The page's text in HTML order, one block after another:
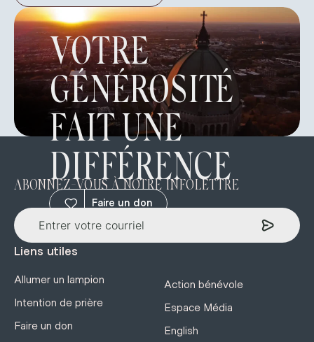
VOTRE
GÉNÉROSITÉ
FAIT UNE
DIFFÉRENCE
Faire un don
ABONNEZ-VOUS À NOTRE INFOLETTRE
Liens utiles
Allumer un lampion
Intention de prière
Faire un don
Action bénévole
Espace Média
English